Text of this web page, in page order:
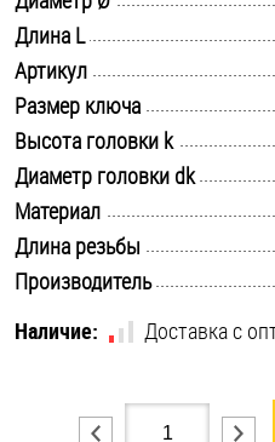
Шайбы
Шпильки
Шплинты
Штифты и пальцы
Длина L
Артикул
Размер ключа
Высота головки k
Диаметр головки dk
Материал
Длина резьбы
Производитель
Наличие:
Доставка с